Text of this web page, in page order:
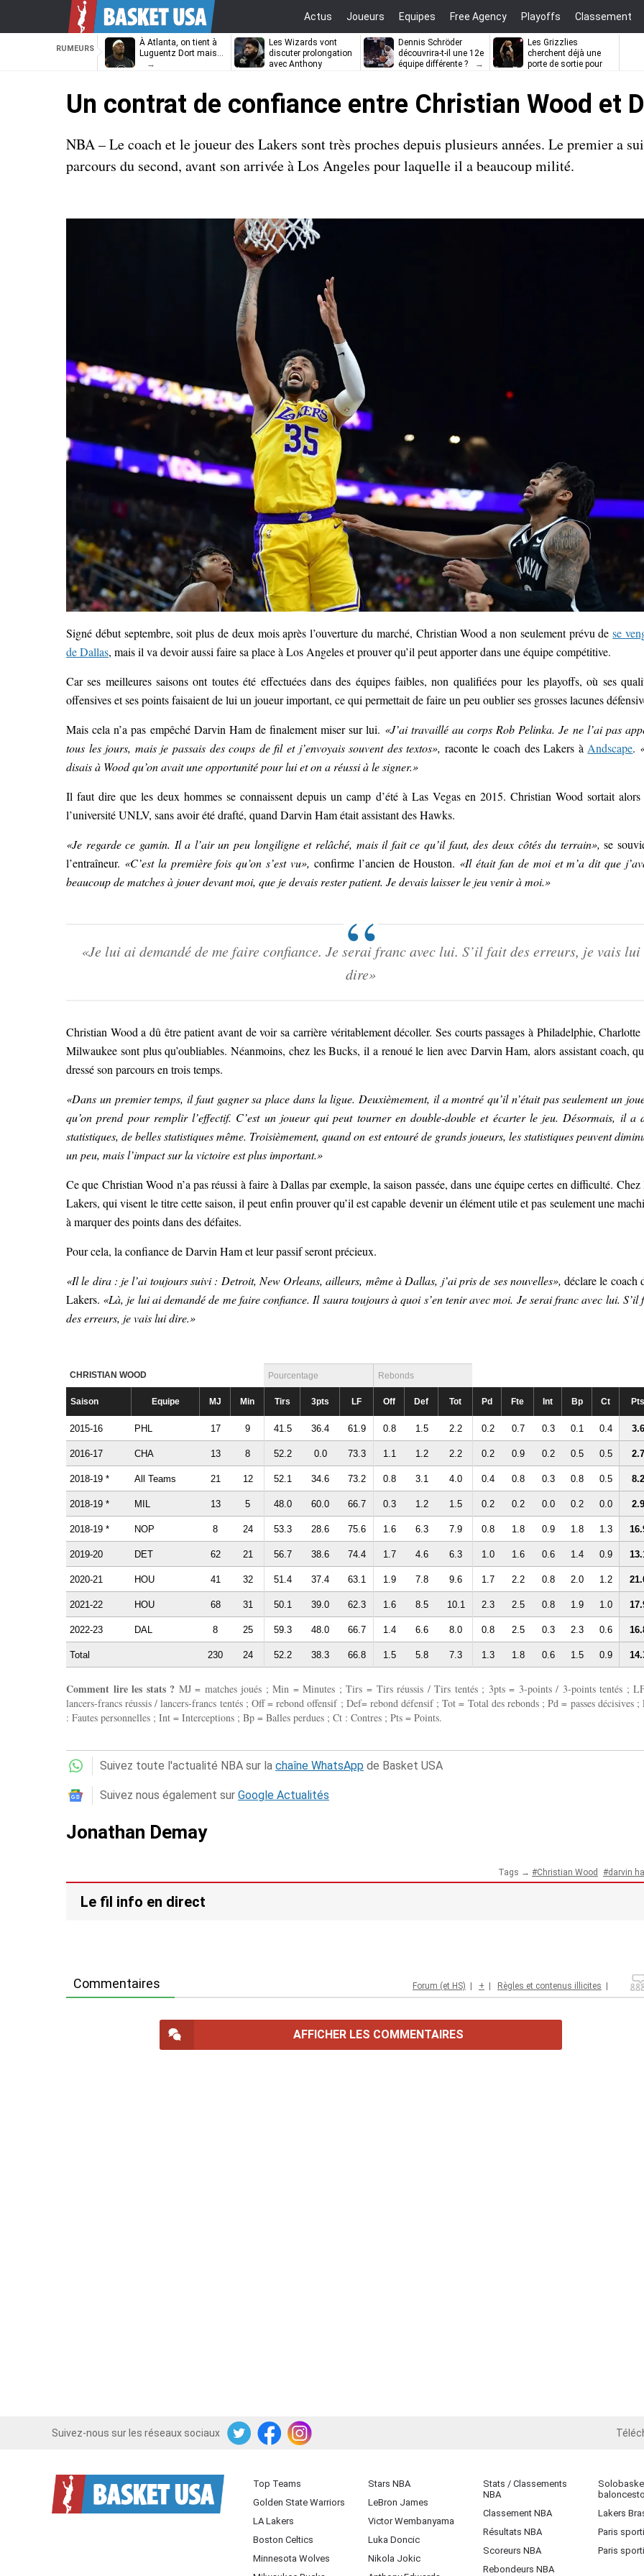
Actus Joueurs Equipes Free Agency Playoffs Classement
RUMEURS
À Atlanta, on tient à
Luguentz Dort mais…
Les Wizards vont
discuter prolongation
avec Anthony
Dennis Schröder
découvrira-t-il une 12e
équipe différente ?
Les Grizzlies
cherchent déjà une
porte de sortie pour
Un contrat de confiance entre Christian Wood et
NBA – Le coach et le joueur des Lakers sont très proches depuis plusieurs années. Le premier a
parcours du second, avant son arrivée à Los Angeles pour laquelle il a beaucoup milité.
Signé début septembre, soit plus de deux mois après l’ouverture du marché, Christian Wood a non seulement prévu dese
de Dallas, mais il va devoir aussi faire sa place à Los Angeles et prouver qu’il peut apporter dans une équipe compétitive.
Car ses meilleures saisons ont toutes été effectuées dans des équipes faibles, non qualifiées pour les playoffs, où ses
offensives et ses points faisaient de lui un joueur important, ce qui permettait de faire un peu oublier ses grosses lacunes
Mais cela n’a pas empêché Darvin Ham de finalement miser sur lui. «J’ai travaillé au corps Rob Pelinka. Je ne l’ai pas
tous les jours, mais je passais des coups de fil et j’envoyais souvent des textos», raconte le coach des Lakers à Andscape.
disais à Wood qu’on avait une opportunité pour lui et on a réussi à le signer.»
Il faut dire que les deux hommes se connaissent depuis un camp d’été à Las Vegas en 2015. Christian Wood sortait alors
l’université UNLV, sans avoir été drafté, quand Darvin Ham était assistant des Hawks.
«Je regarde ce gamin. Il a l’air un peu longiligne et relâché, mais il fait ce qu’il faut, des deux côtés du terrain»,se
l’entraîneur. «C’est la première fois qu’on s’est vu», confirme l’ancien de Houston. «Il était fan de moi et m’a dit que
beaucoup de matches à jouer devant moi, que je devais rester patient. Je devais laisser le jeu venir à moi.»
«Je lui ai demandé de me faire confiance. Je serai franc avec lui. S’il fait des erreurs, je vais lui
dire»
Christian Wood a dû être patient avant de voir sa carrière véritablement décoller. Ses courts passages à Philadelphie, Charlotte
Milwaukee sont plus qu’oubliables. Néanmoins, chez les Bucks, il a renoué le lien avec Darvin Ham, alors assistant coach,
dressé son parcours en trois temps.
«Dans un premier temps, il faut gagner sa place dans la ligue. Deuxièmement, il a montré qu’il n’était pas seulement un
qu’on prend pour remplir l’effectif. C’est un joueur qui peut tourner en double-double et écarter le jeu. Désormais, il a
statistiques, de belles statistiques même. Troisièmement, quand on est entouré de grands joueurs, les statistiques peuvent
un peu, mais l’impact sur la victoire est plus important.»
Ce que Christian Wood n’a pas réussi à faire à Dallas par exemple, la saison passée, dans une équipe certes en difficulté. Chez
Lakers, qui visent le titre cette saison, il peut enfin prouver qu’il est capable devenir un élément utile et pas seulement une
à marquer des points dans des défaites.
Pour cela, la confiance de Darvin Ham et leur passif seront précieux.
«Il le dira : je l’ai toujours suivi : Detroit, New Orleans, ailleurs, même à Dallas, j’ai pris de ses nouvelles»,déclare le coach
Lakers. «Là, je lui ai demandé de me faire confiance. Il saura toujours à quoi s’en tenir avec moi. Je serai franc avec lui. S’il
des erreurs, je vais lui dire.»
CHRISTIAN WOOD Pourcentage Rebonds
Saison Equipe MJ Min Tirs 3pts LF Off Def Tot Pd Fte Int Bp Ct Pts
2015-16 PHL 17 9 41.5 36.4 61.9 0.8 1.5 2.2 0.2 0.7 0.3 0.1 0.4 3.6
2016-17 CHA 13 8 52.2 0.0 73.3 1.1 1.2 2.2 0.2 0.9 0.2 0.5 0.5 2.7
2018-19 * All Teams 21 12 52.1 34.6 73.2 0.8 3.1 4.0 0.4 0.8 0.3 0.8 0.5 8.2
2018-19 * MIL 13 5 48.0 60.0 66.7 0.3 1.2 1.5 0.2 0.2 0.0 0.2 0.0 2.9
2018-19 * NOP 8 24 53.3 28.6 75.6 1.6 6.3 7.9 0.8 1.8 0.9 1.8 1.3
2019-20 DET 62 21 56.7 38.6 74.4 1.7 4.6 6.3 1.0 1.6 0.6 1.4 0.9
2020-21 HOU 41 32 51.4 37.4 63.1 1.9 7.8 9.6 1.7 2.2 0.8 2.0 1.2
2021-22 HOU 68 31 50.1 39.0 62.3 1.6 8.5 10.1 2.3 2.5 0.8 1.9 1.0
2022-23 DAL 8 25 59.3 48.0 66.7 1.4 6.6 8.0 0.8 2.5 0.3 2.3 0.6
Total 230 24 52.2 38.3 66.8 1.5 5.8 7.3 1.3 1.8 0.6 1.5 0.9
Comment lire les stats ? MJ = matches joués ; Min = Minutes ; Tirs = Tirs réussis / Tirs tentés ; 3pts = 3-points / 3-points tentés ;
lancers-francs réussis / lancers-francs tentés ; Off = rebond offensif ; Def= rebond défensif ; Tot = Total des rebonds ; Pd = passes décisives ;
: Fautes personnelles ; Int = Interceptions ; Bp = Balles perdues ; Ct : Contres ; Pts = Points.
Suivez toute l'actualité NBA sur la chaîne WhatsApp de Basket USA
Suivez nous également sur Google Actualités
Jonathan Demay
Tags → Christian Wood darvin
Le fil info en direct
Commentaires Forum (et HS) | + | Règles et contenus illicites |
AFFICHER LES COMMENTAIRES
Suivez-nous sur les réseaux sociaux
TwitterFacebookInstagram iOS
Top Teams
Golden State Warriors
LA Lakers
Boston Celtics
Minnesota Wolves
Stars NBA
LeBron James
Victor Wembanyama
Luka Doncic
Nikola Jokic
Stats / Classements
NBA
Classement NBA
Résultats NBA
Scoreurs NBA
Rebondeurs NBA
baloncesto
Lakers
Paris
Paris